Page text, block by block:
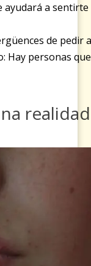
ayudará a sentirte
de pedir
Hay personas
realidad